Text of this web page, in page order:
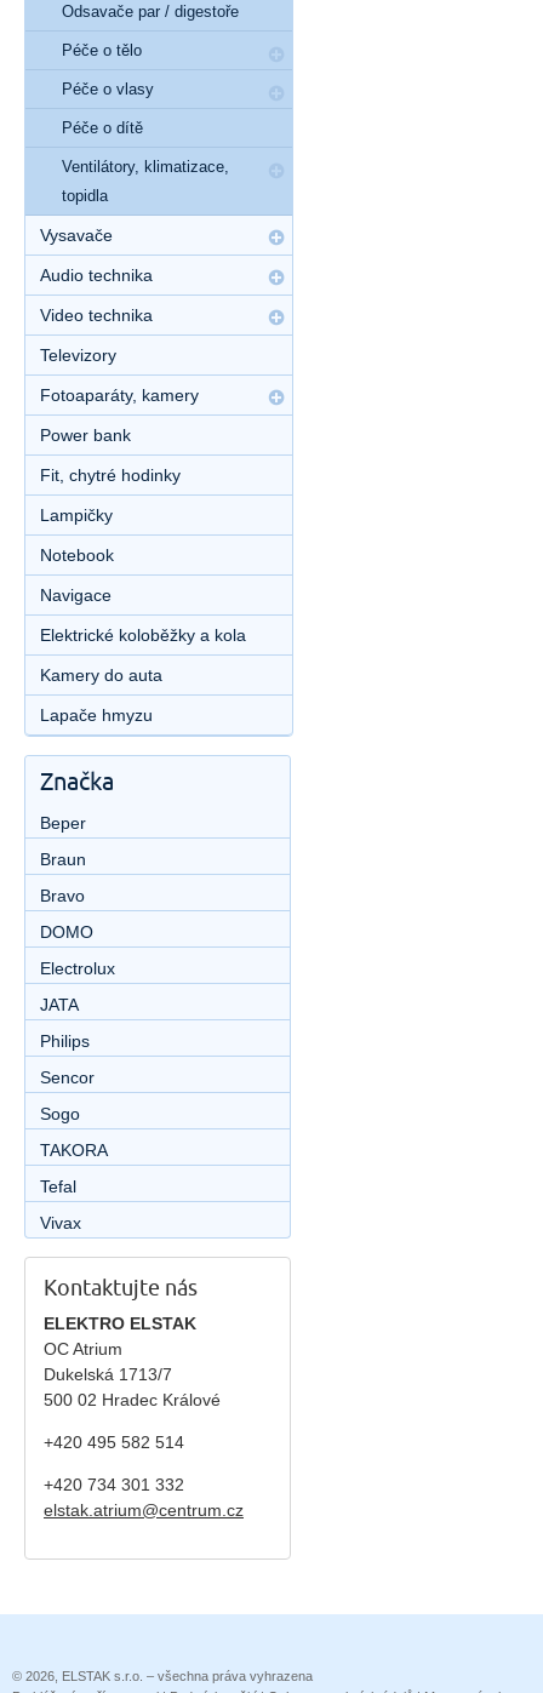
Odsavače par / digestoře
Péče o tělo
Péče o vlasy
Péče o dítě
Ventilátory, klimatizace,
topidla
Vysavače
Audio technika
Video technika
Televizory
Fotoaparáty, kamery
Power bank
Fit, chytré hodinky
Lampičky
Notebook
Navigace
Elektrické koloběžky a kola
Kamery do auta
Lapače hmyzu
Značka
Beper
Braun
Bravo
DOMO
Electrolux
JATA
Philips
Sencor
Sogo
TAKORA
Tefal
Vivax
Kontaktujte nás
ELEKTRO ELSTAK
OC Atrium
Dukelská 1713/7
500 02 Hradec Králové
+420 495 582 514
+420 734 301 332
elstak.atrium@centrum.cz
© 2026, ELSTAK s.r.o. – všechna práva vyhrazena